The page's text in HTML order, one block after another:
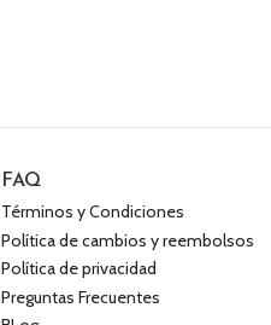
FAQ
Términos y Condiciones
Política de cambios y reembolsos
Política de privacidad
Preguntas Frecuentes